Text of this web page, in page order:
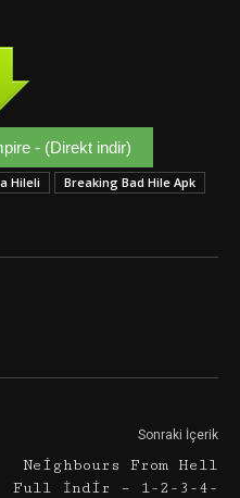
- (Direkt indir)
Hileli
Breaking Bad Hile Apk
Sonraki İçerik
Neighbours From Hell
Full İndir – 1-2-3-4-